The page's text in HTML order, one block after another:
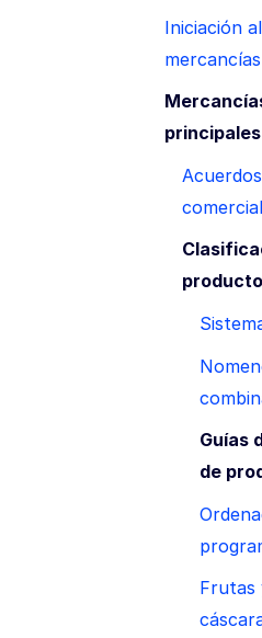
Iniciación
mercancías
principales
Guías
de
Frutas